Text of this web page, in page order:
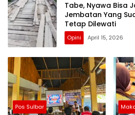
Tabe, Nyawa Bisa
Jembatan Yang
Tetap Dilewati
Opini April 15, 2026
Pos Sulbar